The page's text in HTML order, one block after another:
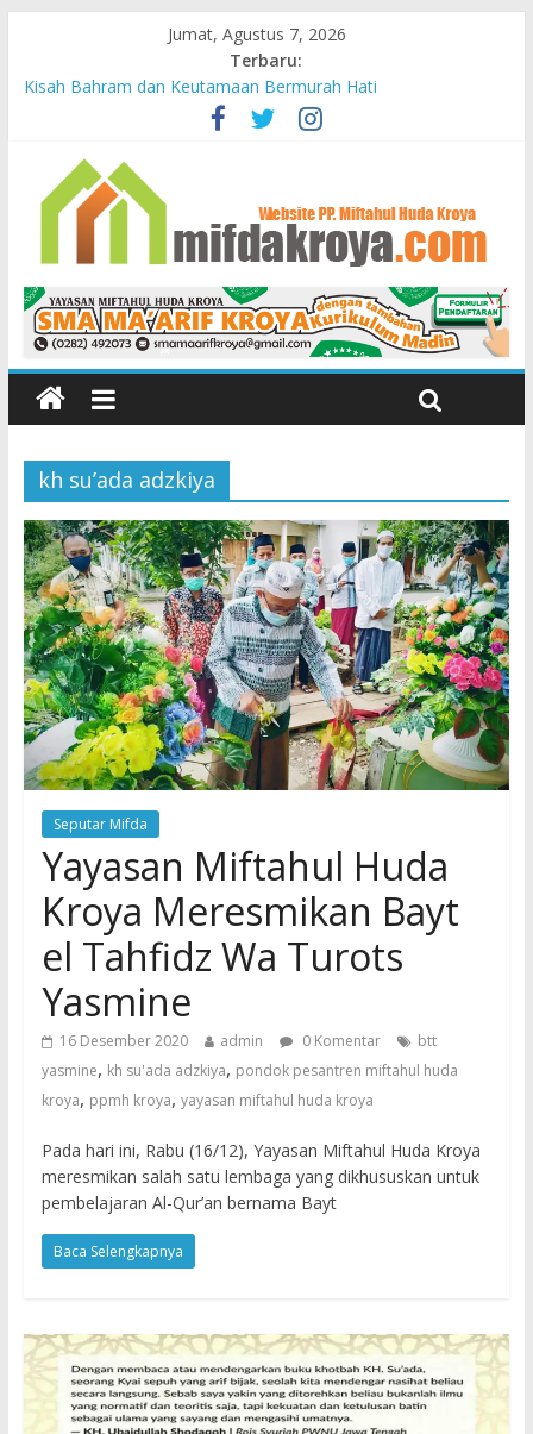
Jumat, Agustus 7, 2026
Terbaru:
Kisah Bahram dan Keutamaan Bermurah Hati
Bunda-Bunda Penopang Peradaban
Yayasan Miftahul Huda Kroya Meresmikan Bayt el Tahfidz Wa
Turots Yasmine
PELAJARAN DARI KUBURAN
kh su’ada adzkiya
Seputar Mifda
Yayasan Miftahul Huda
Kroya Meresmikan Bayt
el Tahfidz Wa Turots
Yasmine
16 Desember 2020 admin 0 Komentar
btt
yasmine, kh su'ada adzkiya, pondok pesantren miftahul huda
kroya, ppmh kroya, yayasan miftahul huda kroya
Pada hari ini, Rabu (16/12), Yayasan Miftahul Huda Kroya
meresmikan salah satu lembaga yang dikhususkan untuk
pembelajaran Al-Qur’an bernama Bayt
Baca Selengkapnya